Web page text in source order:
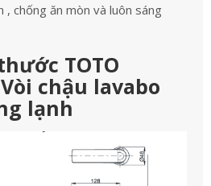
, chống ăn mòn và luôn sáng
TOTO
Vòi chậu lavabo
lạnh